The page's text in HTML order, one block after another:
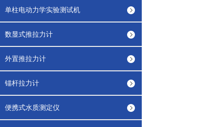
单柱电动力学实验测试机
数显式推拉力计
外置推拉力计
锚杆拉力计
便携式水质测定仪